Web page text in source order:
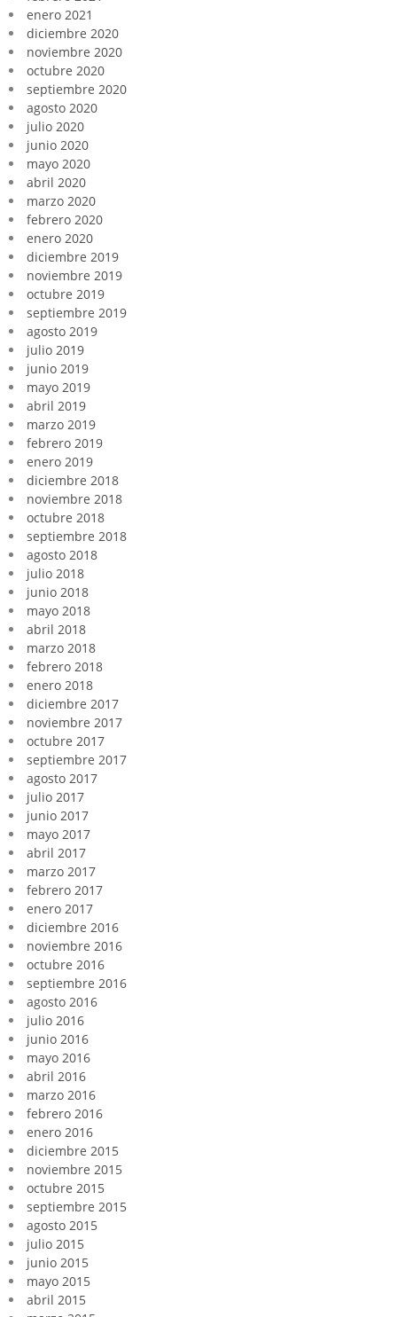
enero 2021
diciembre 2020
noviembre 2020
octubre 2020
septiembre 2020
agosto 2020
julio 2020
junio 2020
mayo 2020
abril 2020
marzo 2020
febrero 2020
enero 2020
diciembre 2019
noviembre 2019
octubre 2019
septiembre 2019
agosto 2019
julio 2019
junio 2019
mayo 2019
abril 2019
marzo 2019
febrero 2019
enero 2019
diciembre 2018
noviembre 2018
octubre 2018
septiembre 2018
agosto 2018
julio 2018
junio 2018
mayo 2018
abril 2018
marzo 2018
febrero 2018
enero 2018
diciembre 2017
noviembre 2017
octubre 2017
septiembre 2017
agosto 2017
julio 2017
junio 2017
mayo 2017
abril 2017
marzo 2017
febrero 2017
enero 2017
diciembre 2016
noviembre 2016
octubre 2016
septiembre 2016
agosto 2016
julio 2016
junio 2016
mayo 2016
abril 2016
marzo 2016
febrero 2016
enero 2016
diciembre 2015
noviembre 2015
octubre 2015
septiembre 2015
agosto 2015
julio 2015
junio 2015
mayo 2015
abril 2015